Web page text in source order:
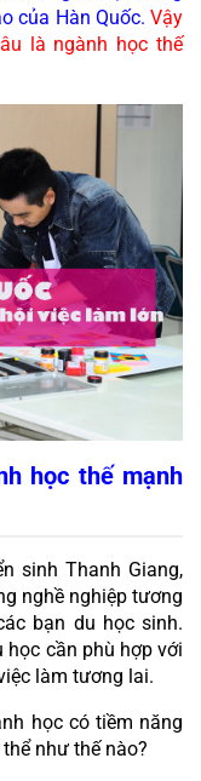
của Hàn Quốc. Vậy
là ngành học thế
học thế mạnh
sinh Thanh Giang,
nghề nghiệp tương
bạn du học sinh.
học cần phù hợp với
làm tương lai.
học có tiềm năng
như thế nào?